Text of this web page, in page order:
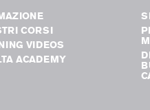
CORSI
VIDEOS
ACADEMY